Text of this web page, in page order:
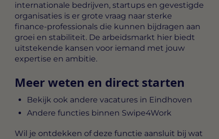
internationale bedrijven, startups en gevestigde
organisaties is er grote vraag naar sterke
finance-professionals die kunnen bijdragen aan
groei en stabiliteit. De arbeidsmarkt hier biedt
uitstekende kansen voor iemand met jouw
expertise en ambitie.
Meer weten en direct starten
Bekijk ook andere vacatures in Eindhoven
Andere functies binnen Swipe4Work
Wil je ontdekken of deze functie aansluit bij wat